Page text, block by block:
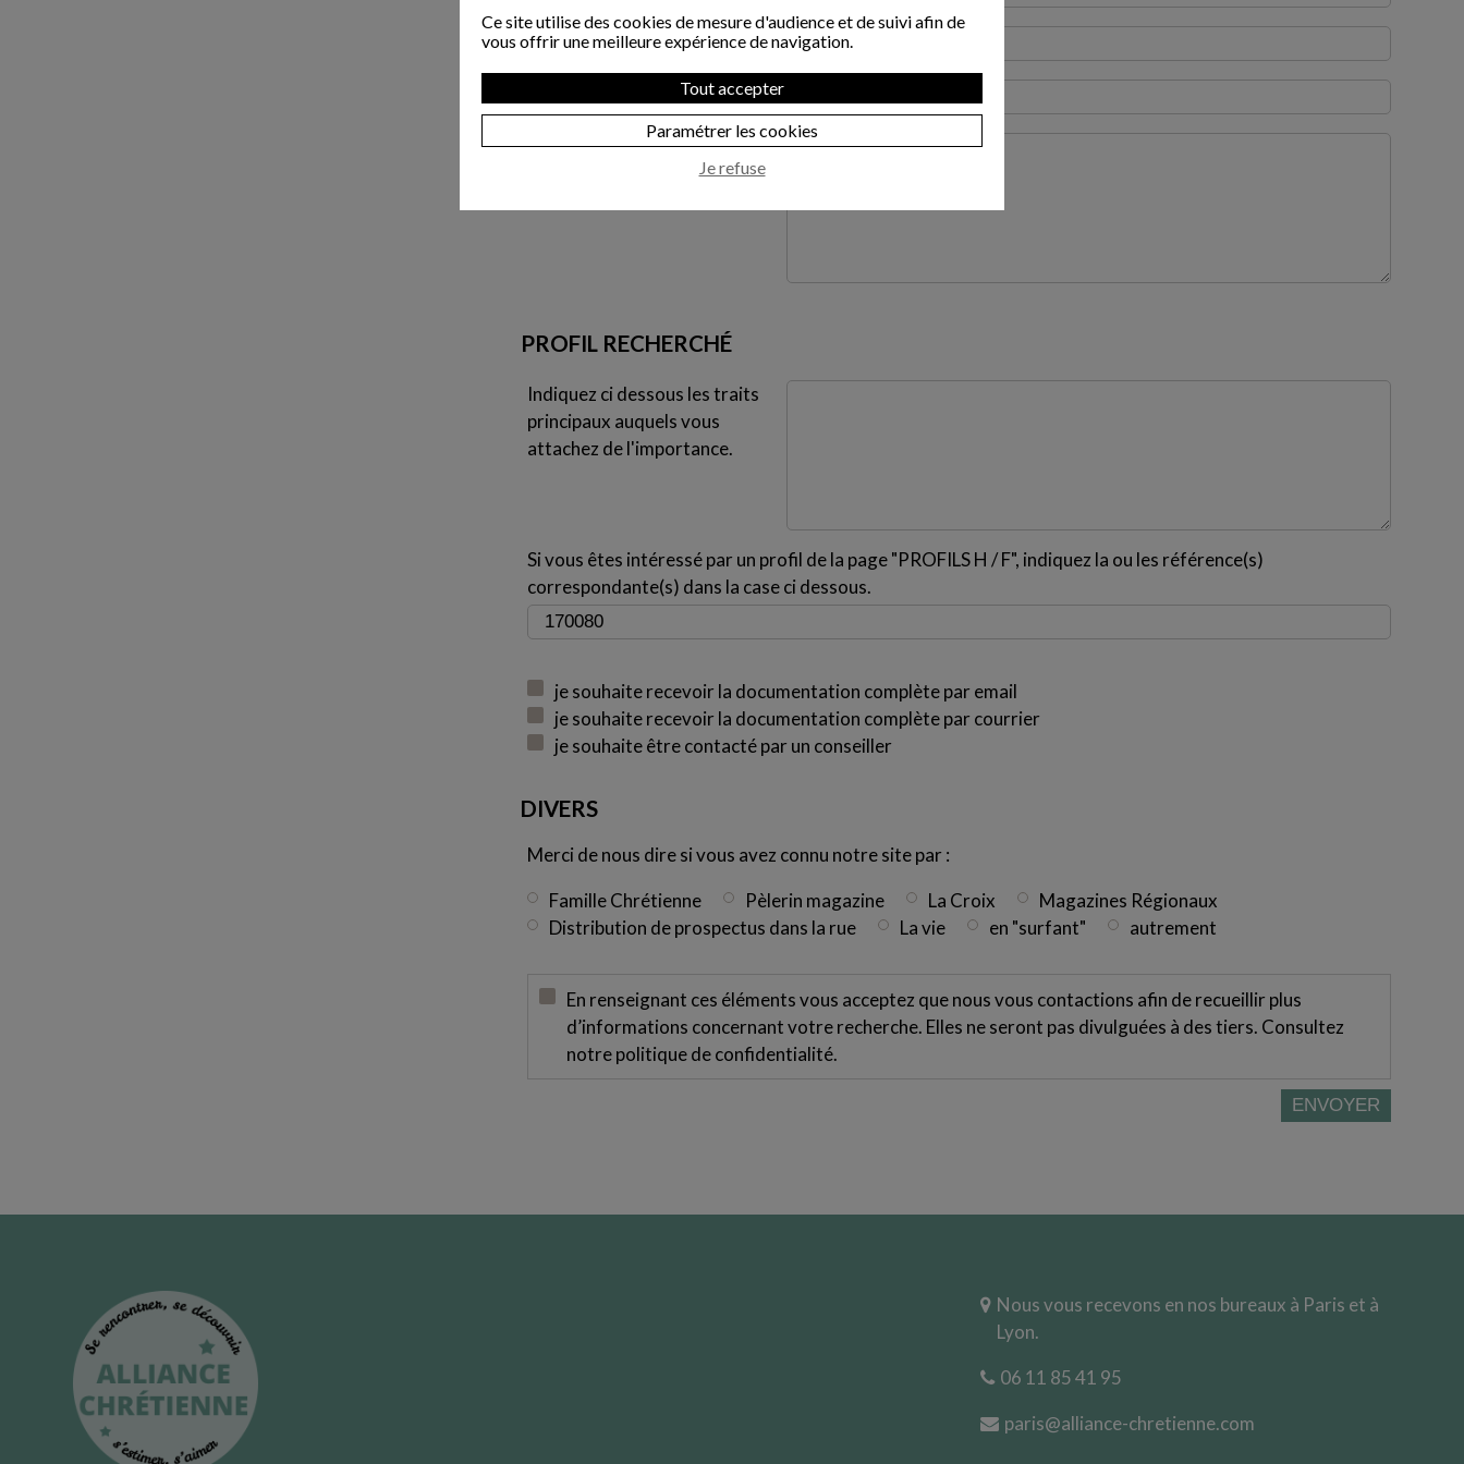
Situation familiale
*
Commentaire
PROFIL RECHERCHÉ
Indiquez ci dessous les traits
principaux auquels vous
attachez de l'importance.
Si vous êtes intéressé par un profil de la page "PROFILS H / F", indiquez la ou les référence(s)
correspondante(s) dans la case ci dessous.
je souhaite recevoir la documentation complète par email
je souhaite recevoir la documentation complète par courrier
je souhaite être contacté par un conseiller
DIVERS
Merci de nous dire si vous avez connu notre site par :
Famille Chrétienne
Pèlerin magazine La Croix
Magazines Régionaux
Distribution de prospectus dans la rue
La vie en "surfant" autrement
En renseignant ces éléments vous acceptez que nous vous contactions afin de recueillir plus
d’informations concernant votre recherche. Elles ne seront pas divulguées à des tiers. Consultez
notrepolitique de confidentialité.
Nous vous recevons en nos bureaux à Paris et à
Lyon.
06 11 85 41 95
paris@alliance-chretienne.com
Ce site utilise des cookies de mesure d'audience et de suivi afin de
vous offrir une meilleure expérience de navigation.
Tout accepter
Paramétrer les cookies
Je refuse